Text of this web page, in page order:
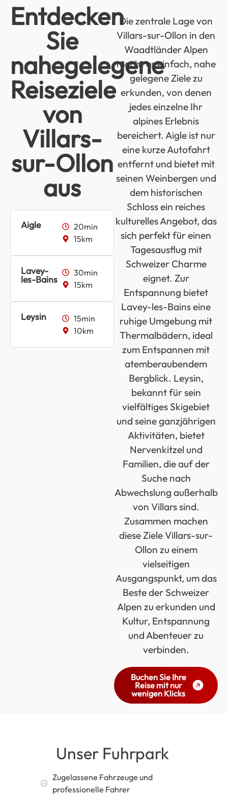
Entdecken
Sie
nahegelegene
Reiseziele
von
Villars-
sur-Ollon
aus
Aigle
20min
15km
Lavey-
les-Bains
30min
15km
Leysin
15min
10km
Die zentrale Lage von
Villars-sur-Ollon in den
Waadtländer Alpen
macht es einfach, nahe
gelegene Ziele zu
erkunden, von denen
jedes einzelne Ihr
alpines Erlebnis
bereichert. Aigle ist nur
eine kurze Autofahrt
entfernt und bietet mit
seinen Weinbergen und
dem historischen
Schloss ein reiches
kulturelles Angebot, das
sich perfekt für einen
Tagesausflug mit
Schweizer Charme
eignet. Zur
Entspannung bietet
Lavey-les-Bains eine
ruhige Umgebung mit
Thermalbädern, ideal
zum Entspannen mit
atemberaubendem
Bergblick. Leysin,
bekannt für sein
vielfältiges Skigebiet
und seine ganzjährigen
Aktivitäten, bietet
Nervenkitzel und
Familien, die auf der
Suche nach
Abwechslung außerhalb
von Villars sind.
Zusammen machen
diese Ziele Villars-sur-
Ollon zu einem
vielseitigen
Ausgangspunkt, um das
Beste der Schweizer
Alpen zu erkunden und
Kultur, Entspannung
und Abenteuer zu
verbinden.
Buchen Sie Ihre
Reise mit nur
wenigen Klicks
Unser Fuhrpark
Zugelassene Fahrzeuge und
professionelle Fahrer